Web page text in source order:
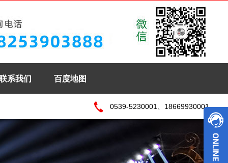
系我们 百度地图
0539-5230001、18669930001